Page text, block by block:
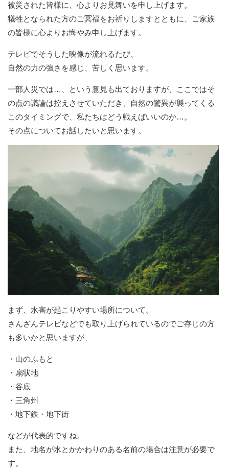
被災された皆様に、心よりお見舞いを申し上げます。
犠牲となられた方のご冥福をお祈りしますとともに、ご家族
の皆様に心よりお悔やみ申し上げます。
テレビでそうした映像が流れるたび、
自然の力の強さを感じ、苦しく思います。
一部人災では…、という意見も出ておりますが、ここではそ
の点の議論は控えさせていただき、自然の驚異が襲ってくる
このタイミングで、私たちはどう戦えばいいのか…。
その点についてお話したいと思います。
まず、水害が起こりやすい場所について。
さんざんテレビなどでも取り上げられているのでご存じの方
も多いかと思いますが、
・山のふもと
・扇状地
・谷底
・三角州
・地下鉄・地下街
などが代表的ですね。
また、地名が水とかかわりのある名前の場合は注意が必要で
す。